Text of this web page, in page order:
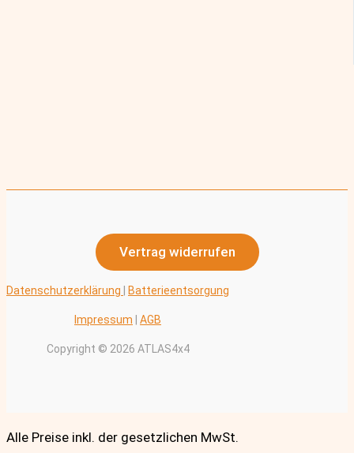
Vertrag widerrufen
Datenschutzerklärung Batterieentsorgung
Impressum AGB
Copyright © 2026 ATLAS4x4
Alle Preise inkl. der gesetzlichen MwSt.